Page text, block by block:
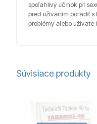
spoľahlivý účinok pri
pred užívaním poradiť
problémy alebo užívate
Súvisiace produkty